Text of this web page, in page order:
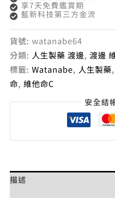
享7天免費鑑賞期
藍新科技第三方金流
貨號: watanabe64
分類: 人生製藥 渡邊, 渡邊
標籤: Watanabe, 人生製藥,
命, 維他命C
安全結
描述